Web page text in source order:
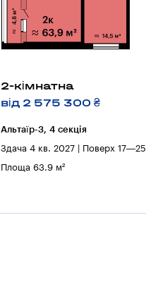
2-кімнатна
від 2 575 300 ₴
Альтаїр-3, 4 секцiя
Здача 4 кв. 2027 | Поверх 17—25
Площа 63.9 м²